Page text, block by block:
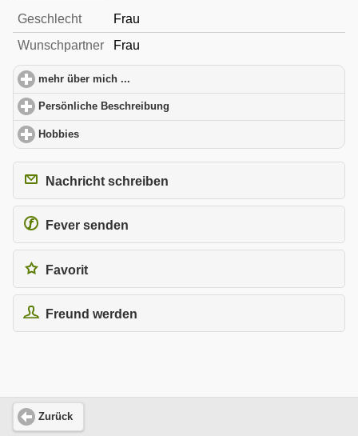
Geschlecht
Frau
Wunschpartner
Frau
mehr über mich ...
Persönliche Beschreibung
Hobbies
Nachricht schreiben
Fever senden
Favorit
Freund werden
Zurück